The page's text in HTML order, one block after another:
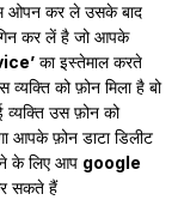
ओपन कर ले उसके बाद
कर लें है जो आपके
का इस्तेमाल करते
को फ़ोन मिला है बो
व्यक्ति उस फ़ोन को
आपके फ़ोन डाटा डिलीट
के लिए आप google
सकते हैं